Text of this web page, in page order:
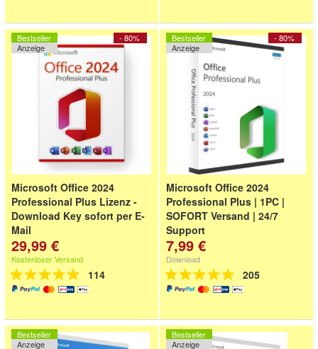
- 80%
Bestseller
Anzeige
Microsoft Office 2024
Professional Plus Lizenz -
Download Key sofort per E-
Mail
Download-Link,
Produktschlüssel, Anleitung
und Rechnung sofort per E-
Mail zugest
29,99 €
Kostenloser Versand
114
- 80%
Bestseller
Anzeige
Microsoft Office 2024
Professional Plus | 1PC |
SOFORT Versand | 24/7
Support
7,99 €
Download
205
Bestseller
Anzeige
Bestseller
Anzeige